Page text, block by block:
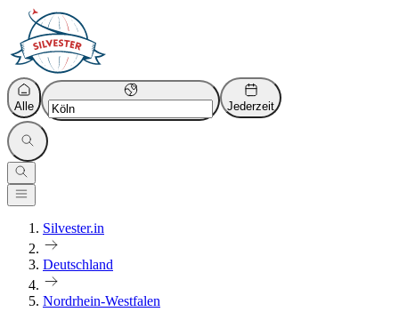
Alle Jederzeit
Silvester.in
Deutschland
Nordrhein-Westfalen